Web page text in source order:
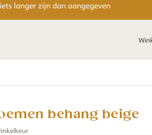
langer zijn dan aangegeven
behang beige